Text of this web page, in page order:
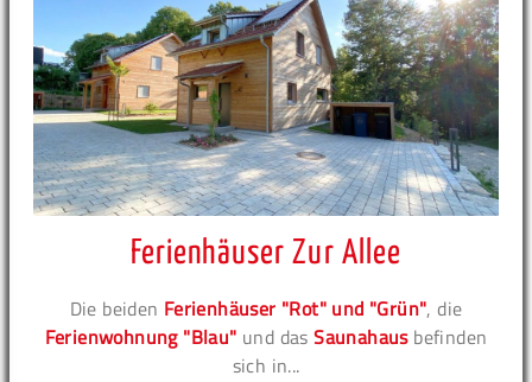
Ferienhäuser Zur Allee
Die beiden Ferienhäuser "Rot" und "Grün", die
Ferienwohnung "Blau" und dasSaunahausbefinden
sich in...